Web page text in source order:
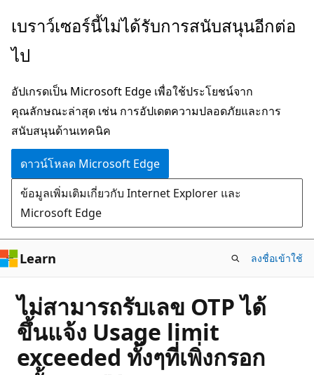
ข้าม
ยัง
หลัก
เบราว์เซอร์นี้ไม่ได้รับการสนับสนุนอีกต่อ
ไป
อัปเกรดเป็น Microsoft Edge เพื่อใช้ประโยชน์จาก
คุณลักษณะล่าสุด เช่น การอัปเดตความปลอดภัยและการ
สนับสนุนด้านเทคนิค
ดาวน์โหลด Microsoft Edge
ข้อมูลเพิ่มเติมเกี่ยวกับ Internet Explorer และ
Microsoft Edge
Learn ลงชื่อเข้าใช้
ไม่สามารถรับเลข OTP ได้
ขึ้นแจ้ง Usage limit
exceeded ทั้งๆที่เพิ่งกรอก